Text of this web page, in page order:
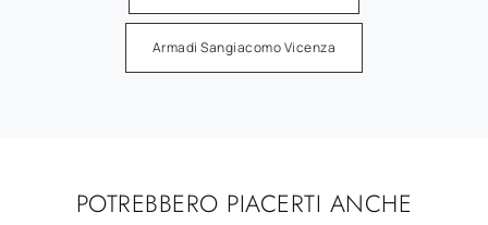
Armadi Sangiacomo Vicenza
POTREBBERO PIACERTI ANCHE